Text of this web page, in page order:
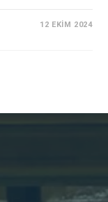
12 EKIM 2024